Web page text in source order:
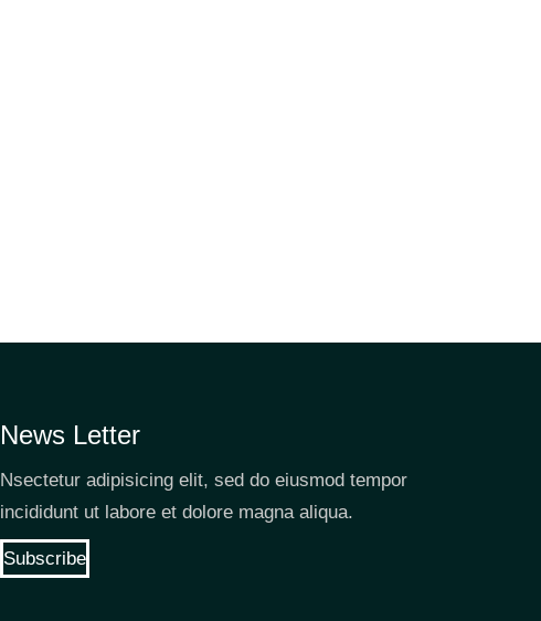
News Letter
Nsectetur adipisicing elit, sed do eiusmod tempor
incididunt ut labore et dolore magna aliqua.
Subscribe